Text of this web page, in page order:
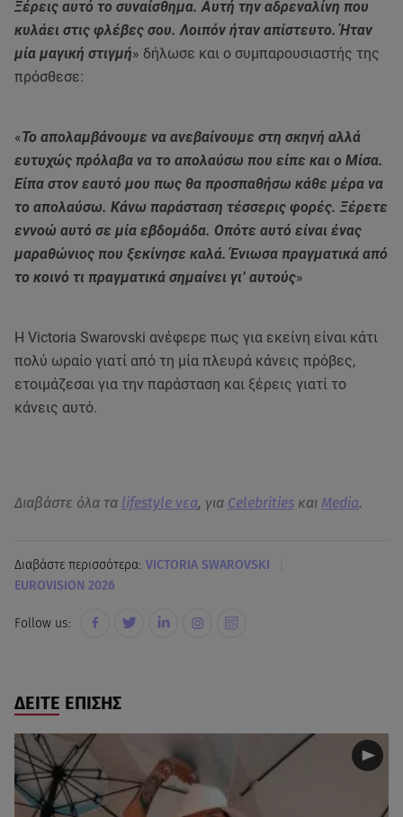
Ξέρεις αυτό το συναίσθημα. Αυτή την αδρεναλίνη που
κυλάει στις φλέβες σου. Λοιπόν ήταν απίστευτο. Ήταν
μία μαγική στιγμή» δήλωσε και ο συμπαρουσιαστής της
πρόσθεσε:
«Το απολαμβάνουμε να ανεβαίνουμε στη σκηνή αλλά
ευτυχώς πρόλαβα να το απολαύσω που είπε και ο Μίσα.
Είπα στον εαυτό μου πως θα προσπαθήσω κάθε μέρα να
το απολαύσω. Κάνω παράσταση τέσσερις φορές. Ξέρετε
εννοώ αυτό σε μία εβδομάδα. Οπότε αυτό είναι ένας
μαραθώνιος που ξεκίνησε καλά. Ένιωσα πραγματικά από
το κοινό τι πραγματικά σημαίνει γι’ αυτούς»
Η Victoria Swarovski ανέφερε πως για εκείνη είναι κάτι
πολύ ωραίο γιατί από τη μία πλευρά κάνεις πρόβες,
ετοιμάζεσαι για την παράσταση και ξέρεις γιατί το
κάνεις αυτό.
Διαβάστε όλα τα lifestyle νεα, για Celebrities και Media.
Διαβάστε περισσότερα: VICTORIA SWAROVSKI
EUROVISION 2026
Follow us:
ΔΕΙΤΕ ΕΠΙΣΗΣ